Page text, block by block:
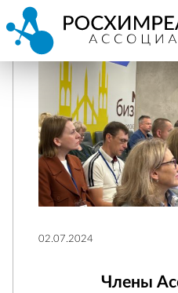
02.07.2024
Члены